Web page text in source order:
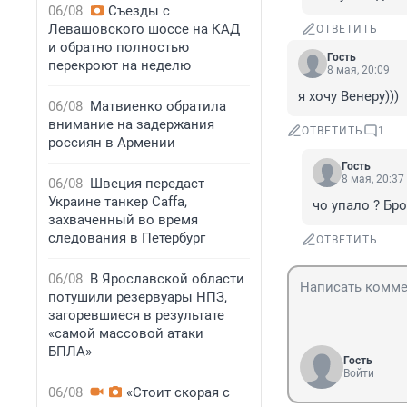
06/08
Съезды с
Левашовского шоссе на КАД
и обратно полностью
перекроют на неделю
06/08 Матвиенко обратила
внимание на задержания
россиян в Армении
06/08 Швеция передаст
Украине танкер Caffa,
захваченный во время
следования в Петербург
06/08 В Ярославской области
потушили резервуары НПЗ,
загоревшиеся в результате
«самой массовой атаки
БПЛА»
06/08
«Стоит скорая с
ОТВЕТИТЬ
Гость
8 мая, 20:09
я хочу Венеру)))
ОТВЕТИТЬ 1
Гость
8 мая, 20:37
чо упало ? Бро
ОТВЕТИТЬ
Гость
Войти